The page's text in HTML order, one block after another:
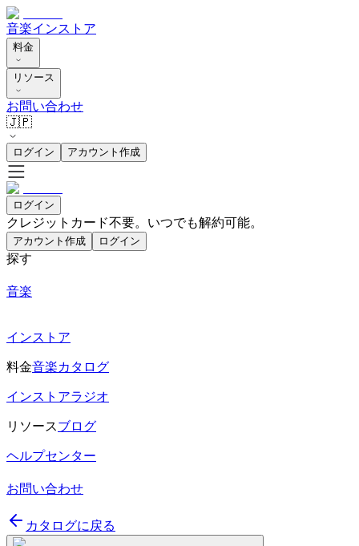
音楽インストア
料金
リソース
お問い合わせ
🇯🇵
ログイン アカウント作成
ログイン
クレジットカード不要。いつでも解約可能。
アカウント作成 ログイン
探す
音楽
インストア
料金音楽カタログ
インストアラジオ
リソースブログ
ヘルプセンター
お問い合わせ
カタログに戻る